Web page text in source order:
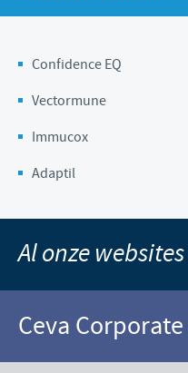
Confidence EQ
Vectormune
Immucox
Adaptil
Al onze websites
Ceva